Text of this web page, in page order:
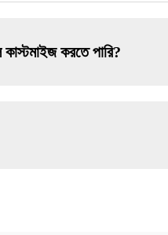
কাস্টমাইজ করতে পারি?